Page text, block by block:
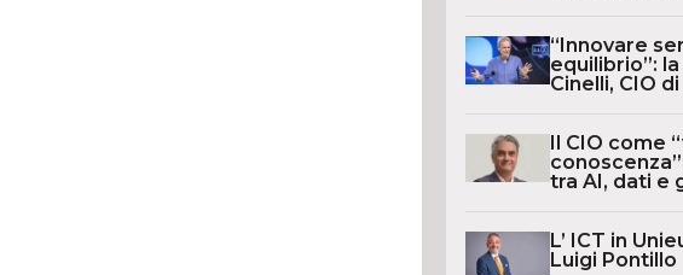
“Innovare
equilibrio”:
Cinelli, CIO
Il CIO come
tra AI, dati e
L’ ICT in
Luigi Pontillo